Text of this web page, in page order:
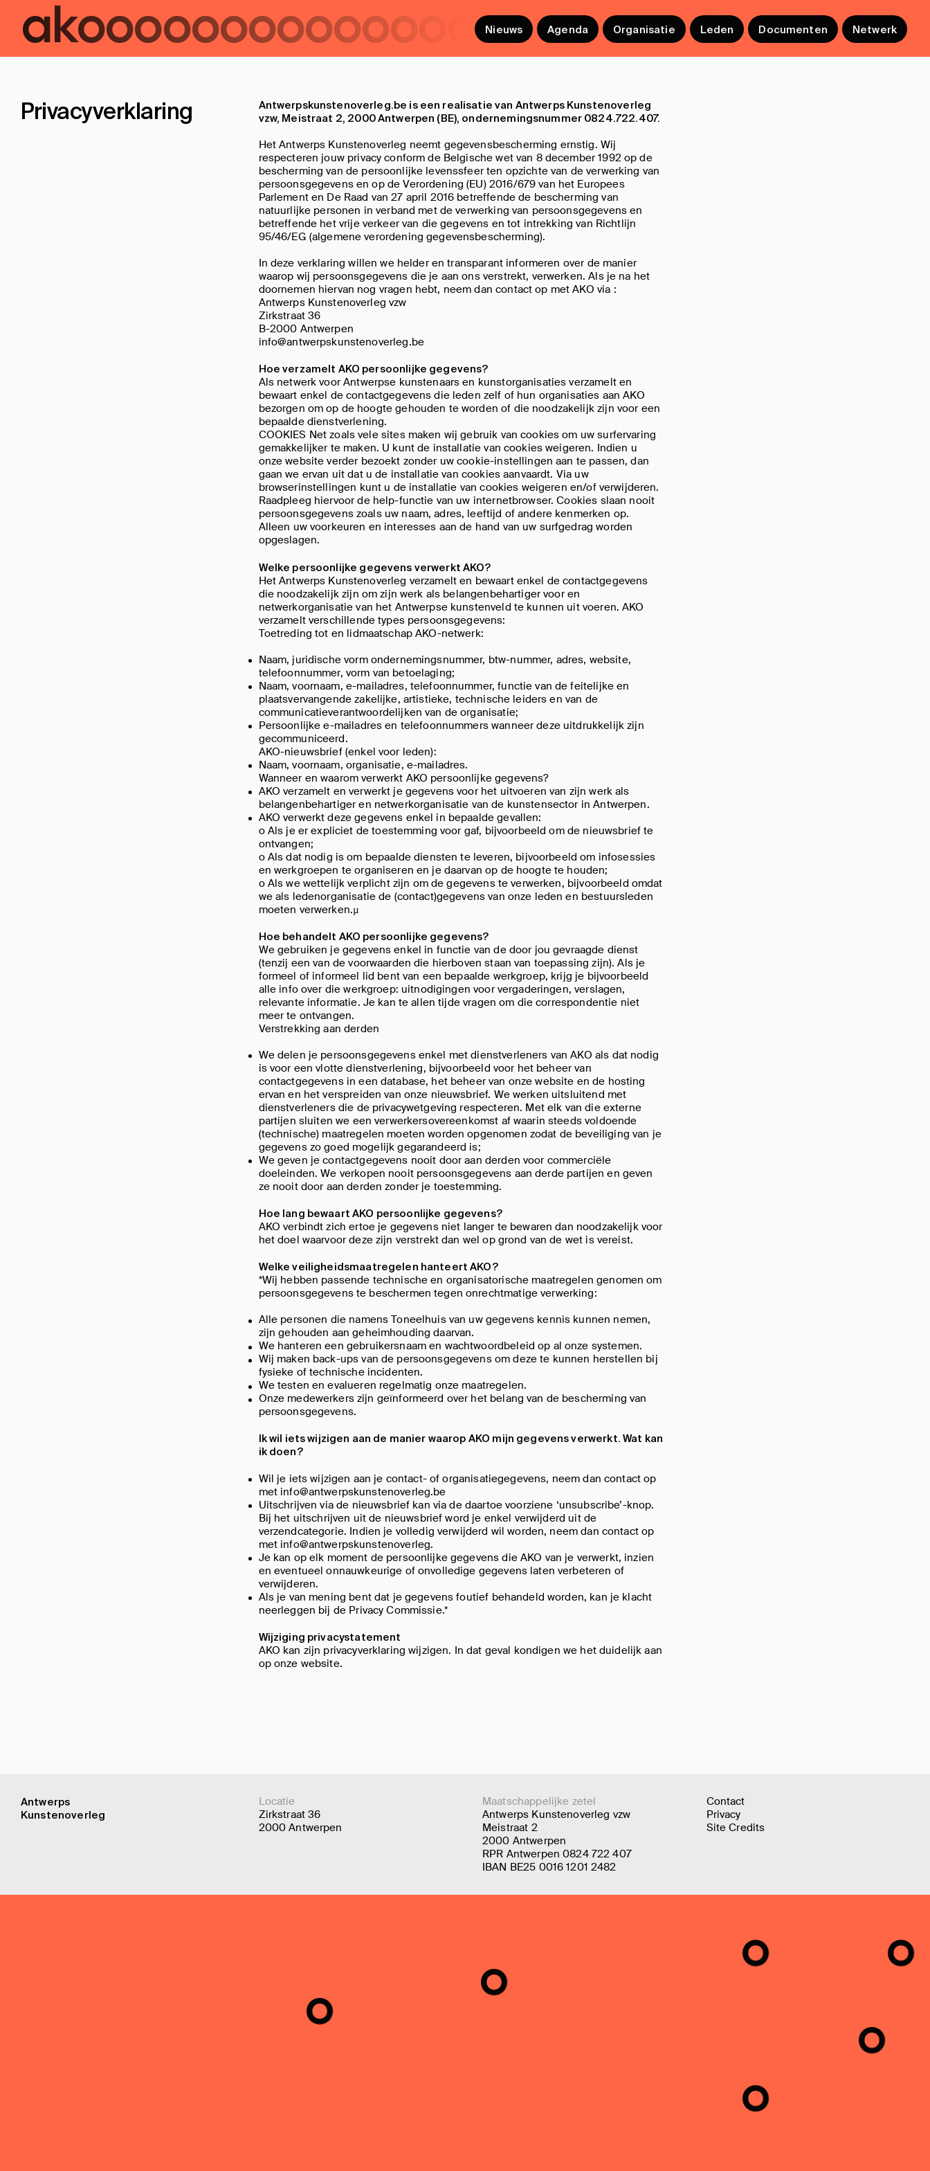
ako Nieuws Agenda Organisatie Leden Documenten Netwerk
Privacyverklaring
Antwerpskunstenoverleg.be is een realisatie van Antwerps Kunstenoverleg
vzw, Meistraat 2, 2000 Antwerpen (BE), ondernemingsnummer 0824.722.407.
Het Antwerps Kunstenoverleg neemt gegevensbescherming ernstig. Wij
respecteren jouw privacy conform de Belgische wet van 8 december 1992 op de
bescherming van de persoonlijke levenssfeer ten opzichte van de verwerking van
persoonsgegevens en op de Verordening (EU) 2016/679 van het Europees
Parlement en De Raad van 27 april 2016 betreffende de bescherming van
natuurlijke personen in verband met de verwerking van persoonsgegevens en
betreffende het vrije verkeer van die gegevens en tot intrekking van Richtlijn
95/46/EG (algemene verordening gegevensbescherming).
In deze verklaring willen we helder en transparant informeren over de manier
waarop wij persoonsgegevens die je aan ons verstrekt, verwerken. Als je na het
doornemen hiervan nog vragen hebt, neem dan contact op met AKO via :
Antwerps Kunstenoverleg vzw
Zirkstraat 36
B-2000 Antwerpen
info@antwerpskunstenoverleg.be
Hoe verzamelt AKO persoonlijke gegevens?
Als netwerk voor Antwerpse kunstenaars en kunstorganisaties verzamelt en
bewaart enkel de contactgegevens die leden zelf of hun organisaties aan AKO
bezorgen om op de hoogte gehouden te worden of die noodzakelijk zijn voor een
bepaalde dienstverlening.
COOKIES Net zoals vele sites maken wij gebruik van cookies om uw surfervaring
gemakkelijker te maken. U kunt de installatie van cookies weigeren. Indien u
onze website verder bezoekt zonder uw cookie-instellingen aan te passen, dan
gaan we ervan uit dat u de installatie van cookies aanvaardt. Via uw
browserinstellingen kunt u de installatie van cookies weigeren en/of verwijderen.
Raadpleeg hiervoor de help-functie van uw internetbrowser. Cookies slaan nooit
persoonsgegevens zoals uw naam, adres, leeftijd of andere kenmerken op.
Alleen uw voorkeuren en interesses aan de hand van uw surfgedrag worden
opgeslagen.
Welke persoonlijke gegevens verwerkt AKO?
Het Antwerps Kunstenoverleg verzamelt en bewaart enkel de contactgegevens
die noodzakelijk zijn om zijn werk als belangenbehartiger voor en
netwerkorganisatie van het Antwerpse kunstenveld te kunnen uit voeren. AKO
verzamelt verschillende types persoonsgegevens:
Toetreding tot en lidmaatschap AKO-netwerk:
Naam, juridische vorm ondernemingsnummer, btw-nummer, adres, website,
telefoonnummer, vorm van betoelaging;
Naam, voornaam, e-mailadres, telefoonnummer, functie van de feitelijke en
plaatsvervangende zakelijke, artistieke, technische leiders en van de
communicatieverantwoordelijken van de organisatie;
Persoonlijke e-mailadres en telefoonnummers wanneer deze uitdrukkelijk zijn
gecommuniceerd.
AKO-nieuwsbrief (enkel voor leden):
Naam, voornaam, organisatie, e-mailadres.
Wanneer en waarom verwerkt AKO persoonlijke gegevens?
AKO verzamelt en verwerkt je gegevens voor het uitvoeren van zijn werk als
belangenbehartiger en netwerkorganisatie van de kunstensector in Antwerpen.
AKO verwerkt deze gegevens enkel in bepaalde gevallen:
o Als je er expliciet de toestemming voor gaf, bijvoorbeeld om de nieuwsbrief te
ontvangen;
o Als dat nodig is om bepaalde diensten te leveren, bijvoorbeeld om infosessies
en werkgroepen te organiseren en je daarvan op de hoogte te houden;
o Als we wettelijk verplicht zijn om de gegevens te verwerken, bijvoorbeeld omdat
we als ledenorganisatie de (contact)gegevens van onze leden en bestuursleden
moeten verwerken.µ
Hoe behandelt AKO persoonlijke gegevens?
We gebruiken je gegevens enkel in functie van de door jou gevraagde dienst
(tenzij een van de voorwaarden die hierboven staan van toepassing zijn). Als je
formeel of informeel lid bent van een bepaalde werkgroep, krijg je bijvoorbeeld
alle info over die werkgroep: uitnodigingen voor vergaderingen, verslagen,
relevante informatie. Je kan te allen tijde vragen om die correspondentie niet
meer te ontvangen.
Verstrekking aan derden
We delen je persoonsgegevens enkel met dienstverleners van AKO als dat nodig
is voor een vlotte dienstverlening, bijvoorbeeld voor het beheer van
contactgegevens in een database, het beheer van onze website en de hosting
ervan en het verspreiden van onze nieuwsbrief. We werken uitsluitend met
dienstverleners die de privacywetgeving respecteren. Met elk van die externe
partijen sluiten we een verwerkersovereenkomst af waarin steeds voldoende
(technische) maatregelen moeten worden opgenomen zodat de beveiliging van je
gegevens zo goed mogelijk gegarandeerd is;
We geven je contactgegevens nooit door aan derden voor commerciële
doeleinden. We verkopen nooit persoonsgegevens aan derde partijen en geven
ze nooit door aan derden zonder je toestemming.
Hoe lang bewaart AKO persoonlijke gegevens?
AKO verbindt zich ertoe je gegevens niet langer te bewaren dan noodzakelijk voor
het doel waarvoor deze zijn verstrekt dan wel op grond van de wet is vereist.
Welke veiligheidsmaatregelen hanteert AKO?
*Wij hebben passende technische en organisatorische maatregelen genomen om
persoonsgegevens te beschermen tegen onrechtmatige verwerking:
Alle personen die namens Toneelhuis van uw gegevens kennis kunnen nemen,
zijn gehouden aan geheimhouding daarvan.
We hanteren een gebruikersnaam en wachtwoordbeleid op al onze systemen.
Wij maken back-ups van de persoonsgegevens om deze te kunnen herstellen bij
fysieke of technische incidenten.
We testen en evalueren regelmatig onze maatregelen.
Onze medewerkers zijn geïnformeerd over het belang van de bescherming van
persoonsgegevens.
Ik wil iets wijzigen aan de manier waarop AKO mijn gegevens verwerkt. Wat kan
ik doen?
Wil je iets wijzigen aan je contact- of organisatiegegevens, neem dan contact op
met info@antwerpskunstenoverleg.be
Uitschrijven via de nieuwsbrief kan via de daartoe voorziene ‘unsubscribe’-knop.
Bij het uitschrijven uit de nieuwsbrief word je enkel verwijderd uit de
verzendcategorie. Indien je volledig verwijderd wil worden, neem dan contact op
met info@antwerpskunstenoverleg.
Je kan op elk moment de persoonlijke gegevens die AKO van je verwerkt, inzien
en eventueel onnauwkeurige of onvolledige gegevens laten verbeteren of
verwijderen.
Als je van mening bent dat je gegevens foutief behandeld worden, kan je klacht
neerleggen bij de Privacy Commissie.*
Wijziging privacystatement
AKO kan zijn privacyverklaring wijzigen. In dat geval kondigen we het duidelijk aan
op onze website.
Antwerps
Kunstenoverleg
Locatie
Zirkstraat 36
2000 Antwerpen
Maatschappelijke zetel
Antwerps Kunstenoverleg vzw
Meistraat 2
2000 Antwerpen
RPR Antwerpen 0824 722 407
IBAN BE25 0016 1201 2482
Contact
Privacy
Site Credits